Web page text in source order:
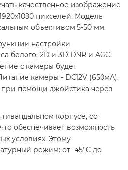
качественное изображение
пикселей. Модель
объективом 5-50 мм.
настройки
белого, 2D и 3D DNR и AGC.
с камеры будет
камеры - DC12V (650мА).
помощи джойстика через
корпусе, со
обеспечивает возможность
условиях. Этому
режим: от -45°С до